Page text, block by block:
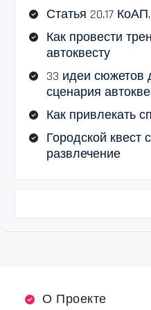
Статья 20.17
Как провести
автоквесту
33 идеи сюжетов
сценария
Как привлекать
Городской квест
развлечение
О Проекте